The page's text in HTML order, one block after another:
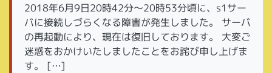
2018年6月9日20時42分〜20時53分頃に、s1サー
バに接続しづらくなる障害が発生しました。 サーバ
の再起動により、現在は復旧しております。 大変ご
迷惑をおかけいたしましたことをお詫び申し上げま
す。 […]